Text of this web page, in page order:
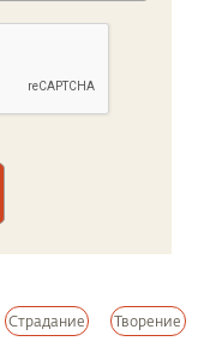
Страдание Творение